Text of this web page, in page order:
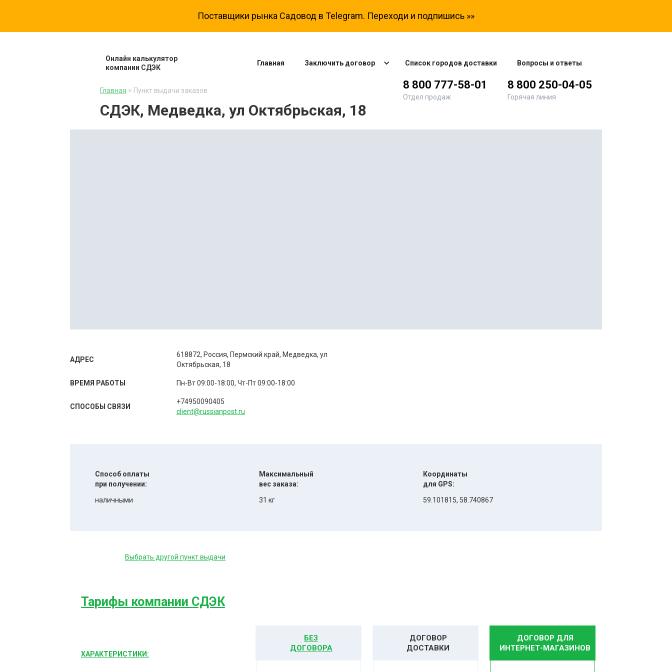
Поставщики рынка Садовод в Telegram. Переходи и подпишись »»
Онлайн калькулятор
компании СДЭК
Главная Заключить договор Список городов доставки Вопросы и ответы
8 800 777-58-01
Отдел продаж
8 800 250-04-05
Горячая линия
Главная > Пункт выдачи заказов
СДЭК, Медведка, ул Октябрьская, 18
АДРЕС
618872, Россия, Пермский край, Медведка, ул
Октябрьская, 18
ВРЕМЯ РАБОТЫ Пн-Вт 09:00-18:00, Чт-Пт 09:00-18:00
СПОСОБЫ CВЯЗИ
+74950090405
client@russianpost.ru
Способ оплаты
при получении:
наличными
Максимальный
вес заказа:
31 кг
Координаты
для GPS:
59.101815, 58.740867
Выбрать другой пункт выдачи
Тарифы компании СДЭК
ХАРАКТЕРИСТИКИ:
БЕЗ
ДОГОВОРА
ДОГОВОР
ДОСТАВКИ
ДОГОВОР ДЛЯ
ИНТЕРНЕТ-МАГАЗИНОВ